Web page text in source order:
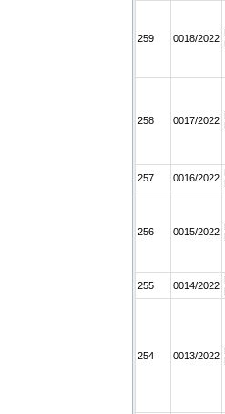
259 0018/2022
258 0017/2022
257 0016/2022
256 0015/2022
255 0014/2022
254 0013/2022